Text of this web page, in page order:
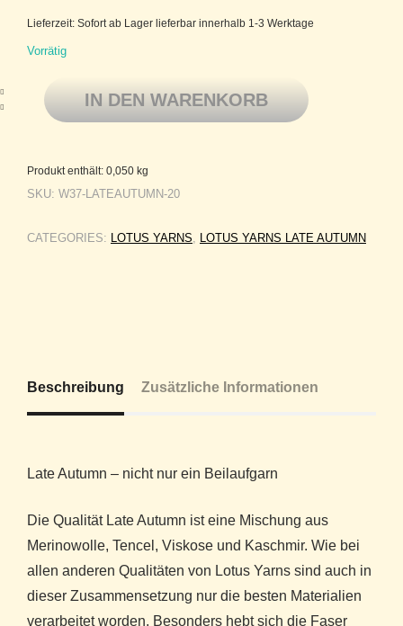
Lieferzeit: Sofort ab Lager lieferbar innerhalb 1-3 Werktage
Vorrätig
Lotus Yarns dünne Mischung aus Merinowolle, Tencel, Viskose und
IN DEN WARENKORB
Produkt enthält: 0,050 kg
SKU: W37-LATEAUTUMN-20
CATEGORIES: LOTUS YARNS LOTUS YARNS LATE AUTUMN
Beschreibung Zusätzliche Informationen
Late Autumn – nicht nur ein Beilaufgarn
Die Qualität Late Autumn ist eine Mischung aus
Merinowolle, Tencel, Viskose und Kaschmir. Wie bei
allen anderen Qualitäten von Lotus Yarns sind auch in
dieser Zusammensetzung nur die besten Materialien
verarbeitet worden. Besonders hebt sich die Faser